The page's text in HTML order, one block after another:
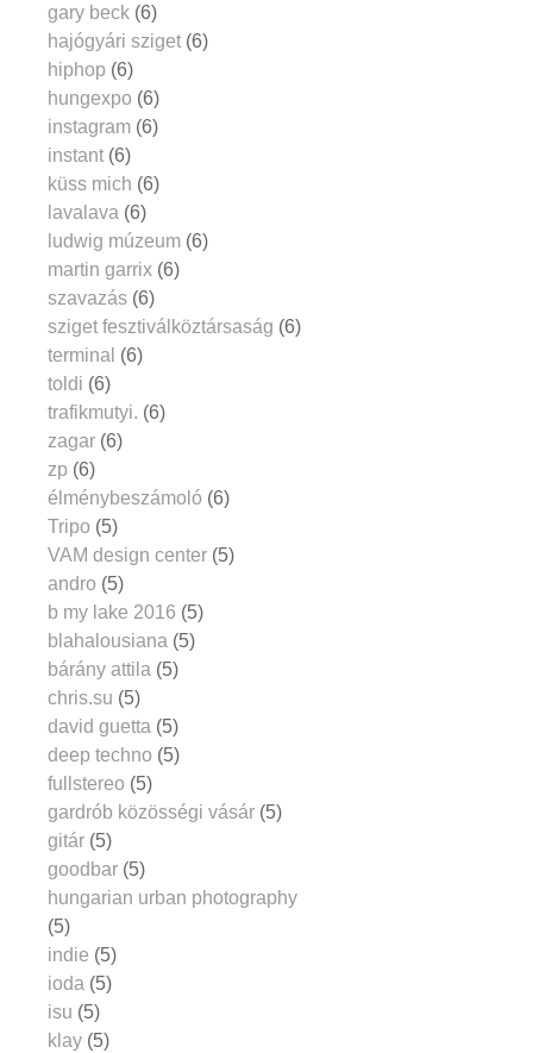
gary beck (6)
hajógyári sziget (6)
hiphop (6)
hungexpo (6)
instagram (6)
instant (6)
küss mich (6)
lavalava (6)
ludwig múzeum (6)
martin garrix (6)
szavazás (6)
sziget fesztiválköztársaság (6)
terminal (6)
toldi (6)
trafikmutyi. (6)
zagar (6)
zp (6)
élménybeszámoló (6)
Tripo (5)
VAM design center (5)
andro (5)
b my lake 2016 (5)
blahalousiana (5)
bárány attila (5)
chris.su (5)
david guetta (5)
deep techno (5)
fullstereo (5)
gardrób közösségi vásár (5)
gitár (5)
goodbar (5)
hungarian urban photography
(5)
indie (5)
ioda (5)
isu (5)
klay (5)